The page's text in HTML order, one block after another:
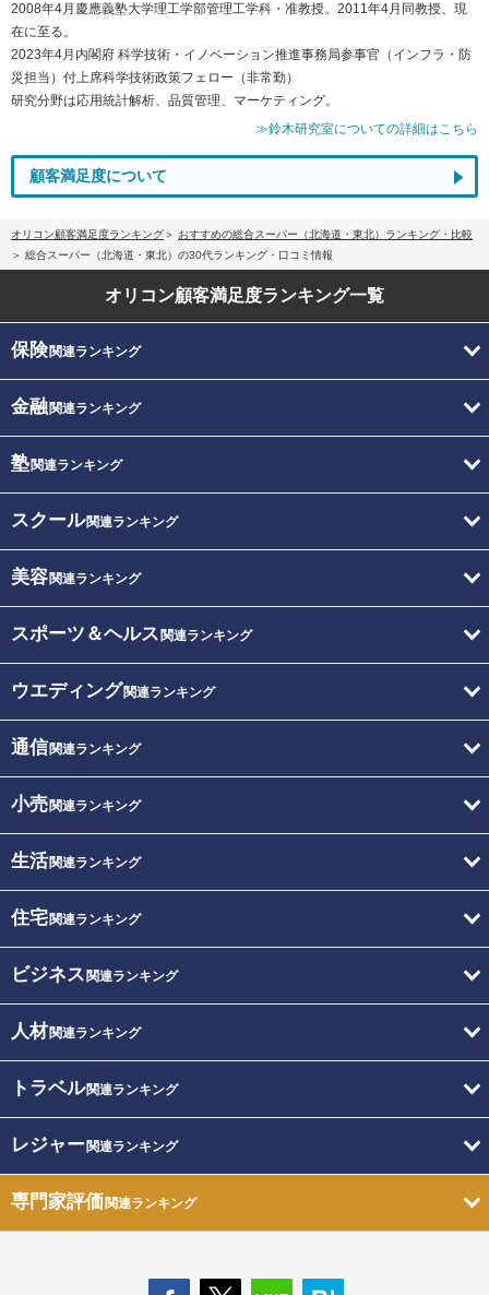
2008年4月慶應義塾大学理工学部管理工学科・准教授。2011年4月同教授、現
在に至る。
2023年4月内閣府 科学技術・イノベーション推進事務局参事官（インフラ・防
災担当）付上席科学技術政策フェロー（非常勤）
研究分野は応用統計解析、品質管理、マーケティング。
≫鈴木研究室についての詳細はこちら
顧客満足度について
オリコン顧客満足度ランキング
おすすめの総合スーパー（北海道・東北）ランキング・比較
総合スーパー（北海道・東北）の30代ランキング・口コミ情報
オリコン顧客満足度ランキング一覧
保険関連ランキング
金融関連ランキング
塾関連ランキング
スクール関連ランキング
美容関連ランキング
スポーツ＆ヘルス 関連ランキング
ウエディング関連ランキング
通信関連ランキング
小売関連ランキング
生活関連ランキング
住宅関連ランキング
ビジネス 関連ランキング
人材関連ランキング
トラベル関連ランキング
レジャー関連ランキング
専門家評価関連ランキング